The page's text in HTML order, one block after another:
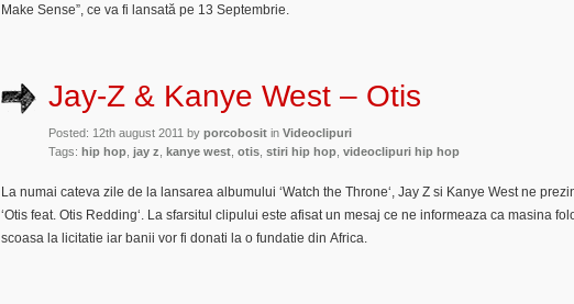
Make Sense”, ce va fi lansată pe 13 Septembrie.
Jay-Z & Kanye West – Otis
Posted: 12th august 2011 by porcobosit in Videoclipuri
Tags: hip hop jay z kanye west otis stiri hip hop videoclipuri hip hop
La numai cateva zile de la lansarea albumului ‘Watch the Throne‘, Jay Z si Kanye West ne
‘Otis feat. Otis Redding‘. La sfarsitul clipului este afisat un mesaj ce ne informeaza ca masina
scoasa la licitatie iar banii vor fi donati la o fundatie din Africa.